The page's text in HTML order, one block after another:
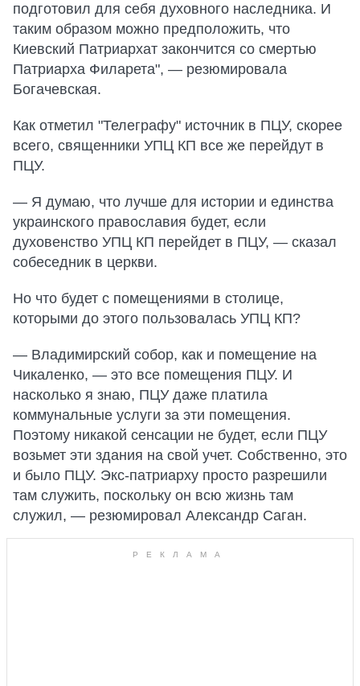
подготовил для себя духовного наследника. И
таким образом можно предположить, что
Киевский Патриархат закончится со смертью
Патриарха Филарета", — резюмировала
Богачевская.
Как отметил "Телеграфу" источник в ПЦУ, скорее
всего, священники УПЦ КП все же перейдут в
ПЦУ.
— Я думаю, что лучше для истории и единства
украинского православия будет, если
духовенство УПЦ КП перейдет в ПЦУ, — сказал
собеседник в церкви.
Но что будет с помещениями в столице,
которыми до этого пользовалась УПЦ КП?
— Владимирский собор, как и помещение на
Чикаленко, — это все помещения ПЦУ. И
насколько я знаю, ПЦУ даже платила
коммунальные услуги за эти помещения.
Поэтому никакой сенсации не будет, если ПЦУ
возьмет эти здания на свой учет. Собственно, это
и было ПЦУ. Экс-патриарху просто разрешили
там служить, поскольку он всю жизнь там
служил, — резюмировал Александр Саган.